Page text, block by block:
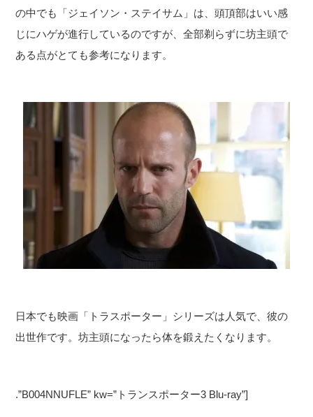
の中でも「ジェイソン・ステイサム」は、頭頂部はいい感
じにハゲが進行しているのですが、全部剃らずに坊主頭で
ある点がとても参考になります。
日本でも映画「トラスポーター」シリーズは人気で、彼の
出世作です。坊主頭になったら体を鍛えたくなります。
.”B004NNUFLE” kw=”トランスポーター3 Blu-ray”]